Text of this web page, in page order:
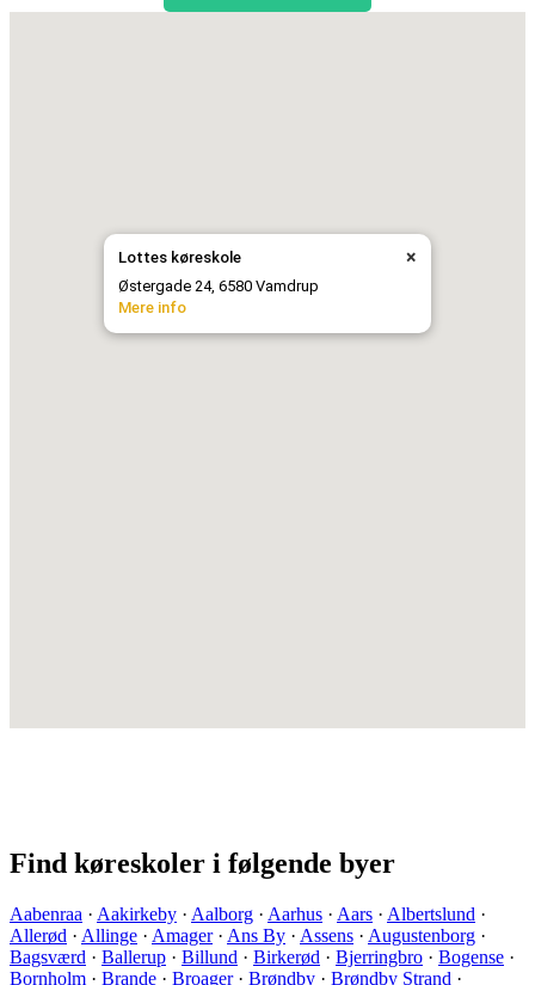
×
Lottes køreskole
Østergade 24, 6580 Vamdrup
Mere info
Find køreskoler i følgende byer
Aabenraa · Aakirkeby · Aalborg · Aarhus · Aars · Albertslund ·
Allerød · Allinge · Amager· Ans By · Assens · Augustenborg ·
Bagsværd · Ballerup · Billund · Birkerød · Bjerringbro · Bogense ·
Bornholm · Brande · Broager· Brøndby · Brøndby Strand ·